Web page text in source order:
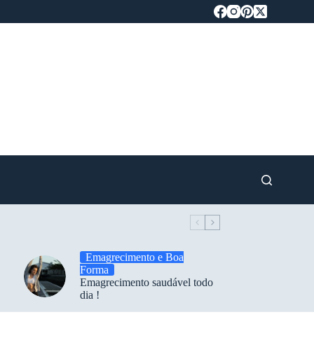
Emagrecimento e Boa
Forma
Emagrecimento saudável todo
dia !